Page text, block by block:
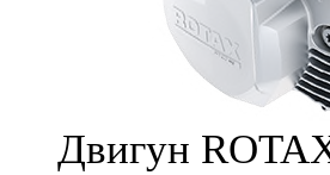
Двигун